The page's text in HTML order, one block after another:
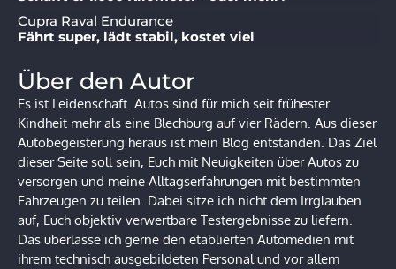
Cupra Raval Endurance
Fährt super, lädt stabil, kostet viel
Über den Autor
Es ist Leidenschaft. Autos sind für mich seit frühester
Kindheit mehr als eine Blechburg auf vier Rädern. Aus dieser
Autobegeisterung heraus ist mein Blog entstanden. Das Ziel
dieser Seite soll sein, Euch mit Neuigkeiten über Autos zu
versorgen und meine Alltagserfahrungen mit bestimmten
Fahrzeugen zu teilen. Dabei sitze ich nicht dem Irrglauben
auf, Euch objektiv verwertbare Testergebnisse zu liefern.
Das überlasse ich gerne den etablierten Automedien mit
ihrem technisch ausgebildeten Personal und vor allem